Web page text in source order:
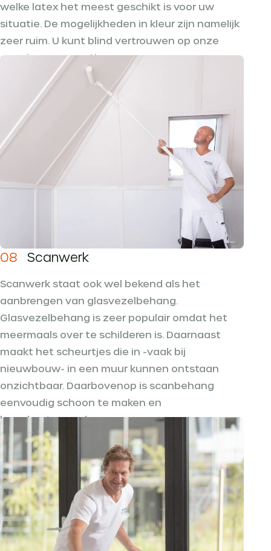
welke latex het meest geschikt is voor uw
situatie. De mogelijkheden in kleur zijn namelijk
zeer ruim. U kunt blind vertrouwen op onze
ervaring en expertise.
08 Scanwerk
Scanwerk staat ook wel bekend als het
aanbrengen van glasvezelbehang.
Glasvezelbehang is zeer populair omdat het
meermaals over te schilderen is. Daarnaast
maakt het scheurtjes die in -vaak bij
nieuwbouw- in een muur kunnen ontstaan
onzichtbaar. Daarbovenop is scanbehang
eenvoudig schoon te maken en
brandvertragend.